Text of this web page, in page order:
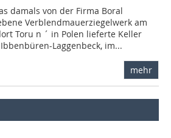
damals von der Firma Boral
Ver­blendmauerziegelwerk am
Toru n ´ in Polen lieferte Keller
Ibbenbüren-Laggenbeck, im...
mehr